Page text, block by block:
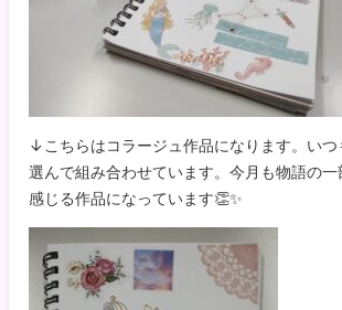
↓こちらはコラージュ作品になります。いつ
選んで組み合わせています。今月も物語の
感じる作品になっています👏✨